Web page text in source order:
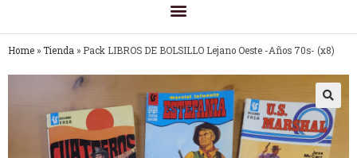
Home » Tienda » Pack LIBROS DE BOLSILLO Lejano Oeste -Años 70s- (x8)
🔍